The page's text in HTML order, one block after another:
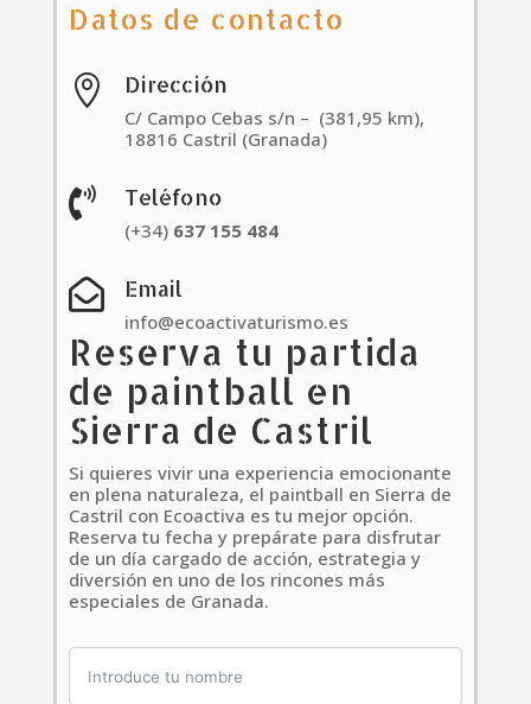
Datos de contacto

Dirección
C/ Campo Cebas s/n – (381,95 km),
18816 Castril (Granada)
 Teléfono
(+34) 637 155 484
 Email
info@ecoactivaturismo.es
Reserva tu partida
de paintball en
Sierra de Castril
Si quieres vivir una experiencia emocionante
en plena naturaleza, el paintball en Sierra de
Castril con Ecoactiva es tu mejor opción.
Reserva tu fecha y prepárate para disfrutar
de un día cargado de acción, estrategia y
diversión en uno de los rincones más
especiales de Granada.